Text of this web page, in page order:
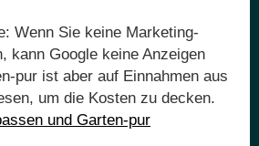
Wenn Sie keine Marketing-
kann Google keine Anzeigen
pur ist aber auf Einnahmen aus
um die Kosten zu decken.
und Garten-pur